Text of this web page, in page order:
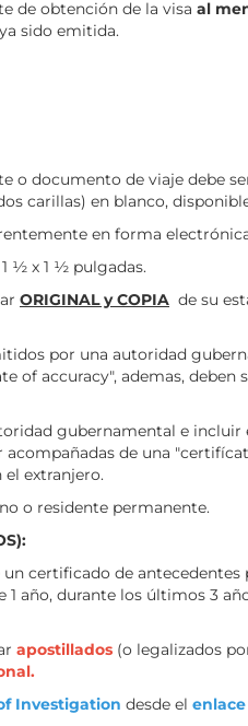
de obtención de la visa al
sido emitida.
o documento de viaje debe
carillas) en blanco,
en forma
½ x 1 ½ pulgadas.
ORIGINAL y COPIA de su
por una autoridad
of accuracy", ademas, deben
gubernamental e
de una
extranjero.
o residente permanente.
certificado de
año, durante los últimos 3
apostillados (o legalizados
Investigation desde el enlace